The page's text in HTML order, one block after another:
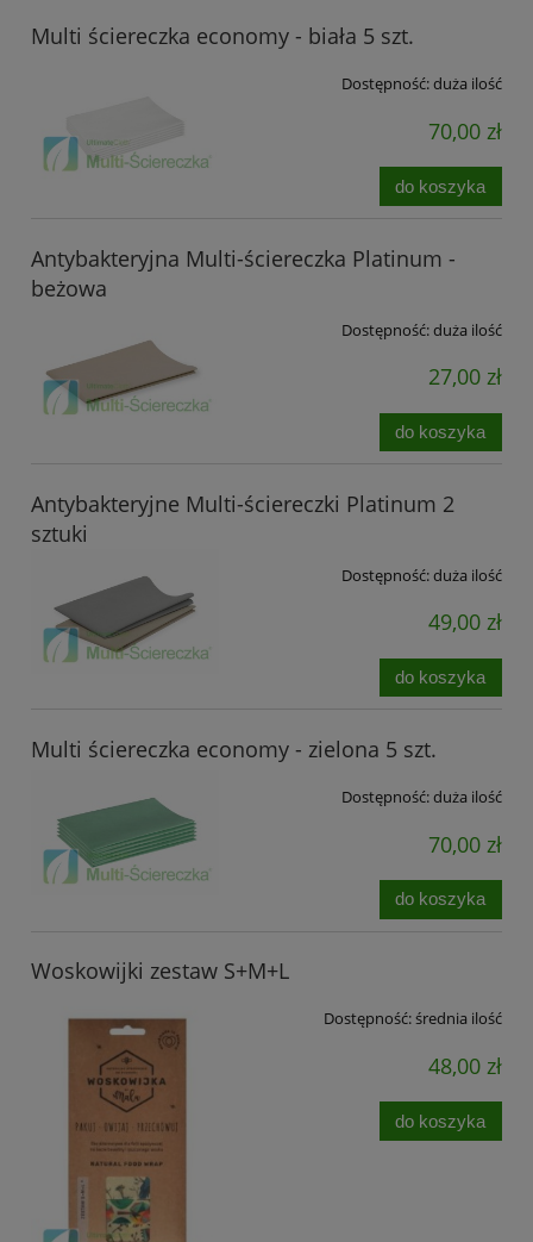
Multi ściereczka economy - biała 5 szt.
Dostępność:duża ilość
70,00 zł
do koszyka
Antybakteryjna Multi-ściereczka Platinum -
beżowa
Dostępność:duża ilość
27,00 zł
do koszyka
Antybakteryjne Multi-ściereczki Platinum 2
sztuki
Dostępność:duża ilość
49,00 zł
do koszyka
Multi ściereczka economy - zielona 5 szt.
Dostępność:duża ilość
70,00 zł
do koszyka
Woskowijki zestaw S+M+L
Dostępność:średnia ilość
48,00 zł
do koszyka